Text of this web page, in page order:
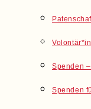
Spenden
Spenden